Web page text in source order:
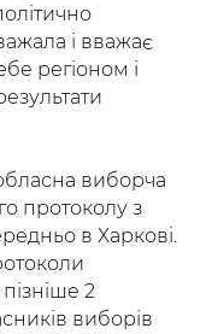
і вважає
регіоном і
виборча
протоколу з
в Харкові.
2
виборів